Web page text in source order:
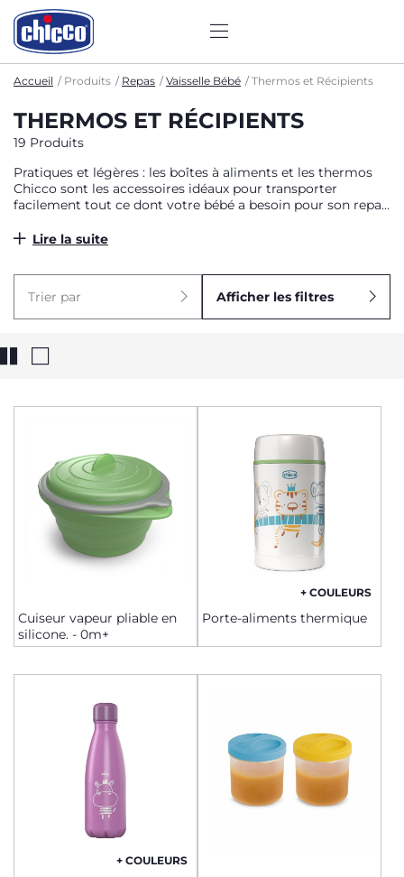
Accueil Produits Repas Vaisselle Bébé Thermos et Récipients
THERMOS ET RÉCIPIENTS
19 Produits
Pratiques et légères : les boîtes à aliments et les thermos
Chicco sont les accessoires idéaux pour transporter
facilement tout ce dont votre bébé a besoin pour son repas
Lire la suite
Trier par Afficher les filtres
Cuiseur vapeur pliable en
silicone. - 0m+
+ COULEURS
Porte-aliments thermique
+ COULEURS